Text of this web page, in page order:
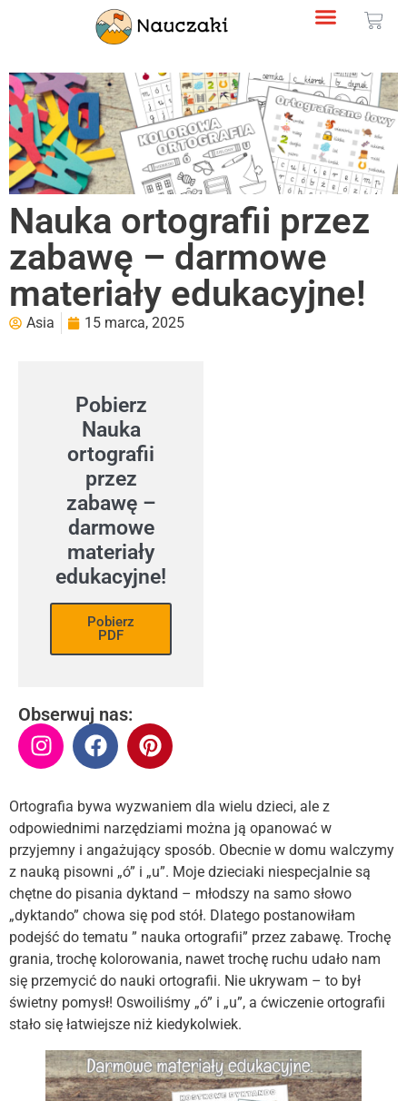
Nauka ortografii przez
zabawę – darmowe
materiały edukacyjne!
Asia 15 marca, 2025
Pobierz
Nauka
ortografii
przez
zabawę –
darmowe
materiały
edukacyjne!
Pobierz
PDF
Obserwuj nas:
Ortografia bywa wyzwaniem dla wielu dzieci, ale z
odpowiednimi narzędziami można ją opanować w
przyjemny i angażujący sposób. Obecnie w domu walczymy
z nauką pisowni „ó” i „u”. Moje dzieciaki niespecjalnie są
chętne do pisania dyktand – młodszy na samo słowo
„dyktando” chowa się pod stół. Dlatego postanowiłam
podejść do tematu ” nauka ortografii” przez zabawę. Trochę
grania, trochę kolorowania, nawet trochę ruchu udało nam
się przemycić do nauki ortografii. Nie ukrywam – to był
świetny pomysł! Oswoiliśmy „ó” i „u”, a ćwiczenie ortografii
stało się łatwiejsze niż kiedykolwiek.